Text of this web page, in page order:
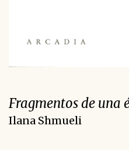
Fragmentos de una
Ilana Shmueli